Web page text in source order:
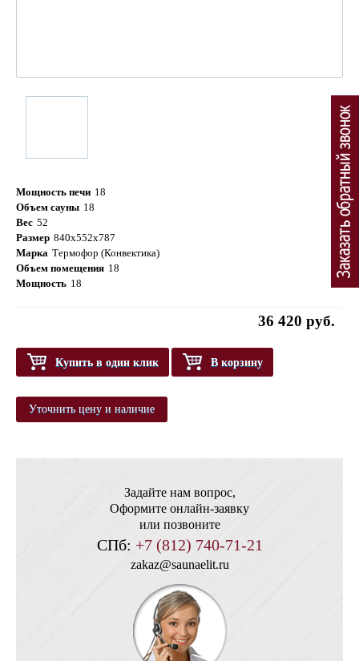
Мощность печи 18
Объем сауны 18
Вес 52
Размер 840х552х787
Марка Термофор (Конвектика)
Объем помещения 18
Мощность 18
36 420 руб.
Купить в один клик В корзину
Уточнить цену и наличие
Задайте нам вопрос,
Оформите онлайн-заявку
или позвоните
СПб: +7 (812) 740-71-21
zakaz@saunaelit.ru